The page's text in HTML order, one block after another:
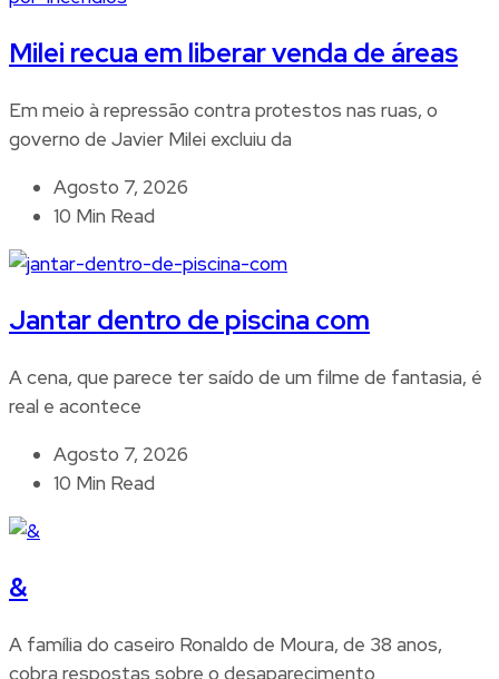
Milei recua em liberar venda de áreas
Em meio à repressão contra protestos nas ruas, o
governo de Javier Milei excluiu da
Agosto 7, 2026
10 Min Read
Jantar dentro de piscina com
A cena, que parece ter saído de um filme de fantasia, é
real e acontece
Agosto 7, 2026
10 Min Read
&
A família do caseiro Ronaldo de Moura, de 38 anos,
cobra respostas sobre o desaparecimento